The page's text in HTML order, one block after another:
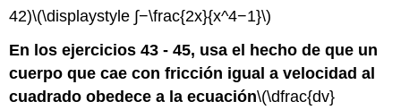
42)\(\displaystyle ∫−\frac{2x}{x^4−1}\)
En los ejercicios 43 - 45, usa el hecho de que un
cuerpo que cae con fricción igual a velocidad al
cuadrado obedece a la ecuación\(\dfrac{dv}